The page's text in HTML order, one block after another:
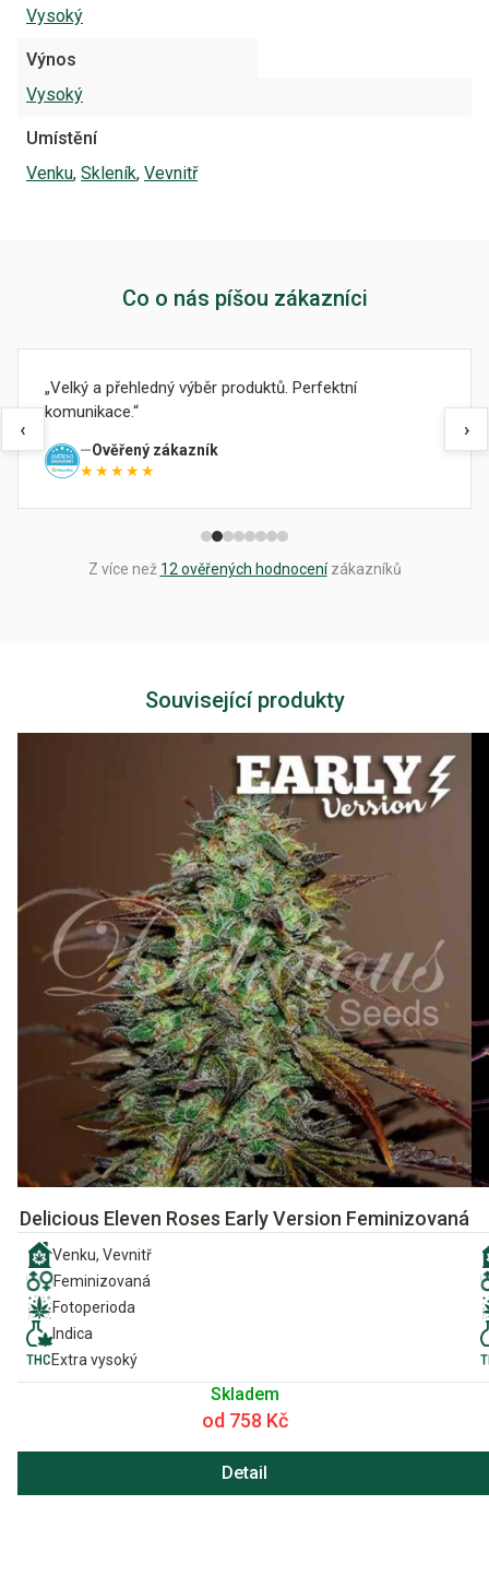
Vysoký
Výnos
Vysoký
Umístění
Venku, Skleník, Vevnitř
Co o nás píšou zákazníci
‹
Velký a přehledný výběr produktů. Perfektní
komunikace.
Ověřený zákazník
★★★★★
›
Z více než 12 ověřených hodnocenízákazníků
Související produkty
Delicious Eleven Roses Early Version Feminizovaná
Venku, Vevnitř
Feminizovaná
Fotoperioda
Indica
Extra vysoký
Skladem
od 758 Kč
Detail